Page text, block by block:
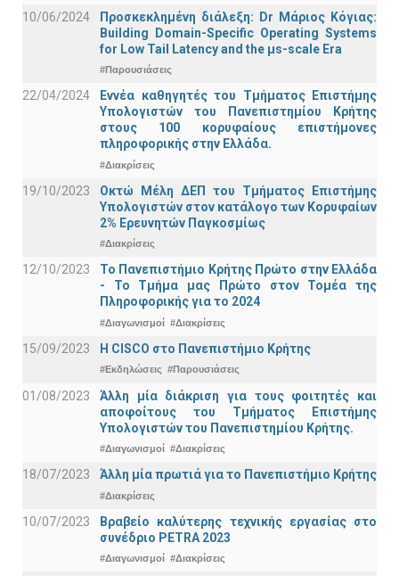
10/06/2024
Προσκεκλημένη διάλεξη: Dr Μάριος Κόγιας:
Building Domain-Specific Operating Systems
for Low Tail Latency and the μs-scale Era
#Παρουσιάσεις
22/04/2024
Εννέα καθηγητές του Τμήματος Επιστήμης
Υπολογιστών του Πανεπιστημίου Κρήτης
στους 100 κορυφαίους επιστήμονες
πληροφορικής στην Ελλάδα.
#Διακρίσεις
19/10/2023
Οκτώ Μέλη ΔΕΠ του Τμήματος Επιστήμης
Υπολογιστών στον κατάλογο των Κορυφαίων
2% Ερευνητών Παγκοσμίως
#Διακρίσεις
12/10/2023
Το Πανεπιστήμιο Κρήτης Πρώτο στην Ελλάδα
- Το Τμήμα μας Πρώτο στον Τομέα της
Πληροφορικής για το 2024
#Διαγωνισμοί #Διακρίσεις
15/09/2023 Η CISCO στο Πανεπιστήμιο Κρήτης
#Εκδηλώσεις #Παρουσιάσεις
01/08/2023
Άλλη μία διάκριση για τους φοιτητές και
αποφοίτους του Τμήματος Επιστήμης
Υπολογιστών του Πανεπιστημίου Κρήτης.
#Διαγωνισμοί #Διακρίσεις
18/07/2023 Άλλη μία πρωτιά για το Πανεπιστήμιο Κρήτης
#Διακρίσεις
10/07/2023
Βραβείο καλύτερης τεχνικής εργασίας στο
συνέδριο PETRA 2023
#Διαγωνισμοί #Διακρίσεις